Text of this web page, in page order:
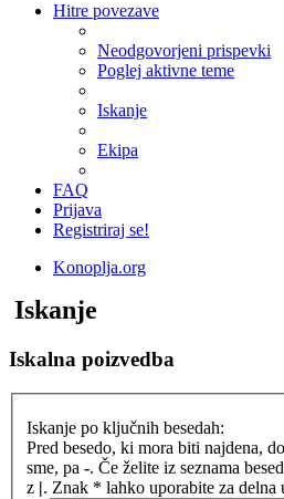
Hitre povezave
Neodgovorjeni prispevki
Poglej aktivne teme
Iskanje
Ekipa
FAQ
Prijava
Registriraj se!
Konoplja.org
Iskanje
Iskalna poizvedba
Iskanje po ključnih besedah:
Pred besedo, ki mora biti najdena,
sme, pa -. Če želite iz seznama
z |. Znak * lahko uporabite za delna